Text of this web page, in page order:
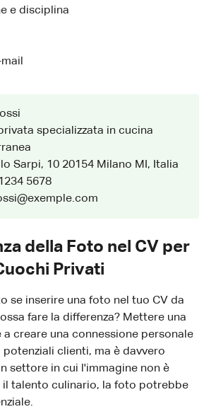
e disciplina
specializzata in cucina
Sarpi, 10 20154 Milano MI, Italia
5678
della Foto nel CV per
Privati
se inserire una foto nel tuo CV da
fare la differenza? Mettere una
creare una connessione personale
clienti, ma è davvero
settore in cui l'immagine non è
talento culinario, la foto potrebbe